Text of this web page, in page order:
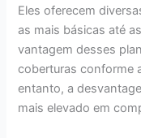
Eles oferecem
as mais básicas até
vantagem desses
coberturas conforme
entanto, a
mais elevado em